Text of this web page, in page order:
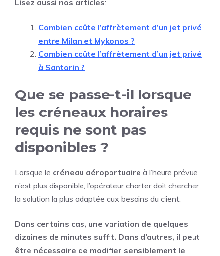
Lisez aussi nos articles:
Combien coûte l’affrètement d’un jet privé
entre Milan et Mykonos ?
Combien coûte l’affrètement d’un jet privé
à Santorin ?
Que se passe-t-il lorsque
les créneaux horaires
requis ne sont pas
disponibles ?
Lorsque le créneau aéroportuaire à l’heure prévue
n’est plus disponible, l’opérateur charter doit chercher
la solution la plus adaptée aux besoins du client.
Dans certains cas, une variation de quelques
dizaines de minutes suffit. Dans d’autres, il peut
être nécessaire de modifier sensiblement le